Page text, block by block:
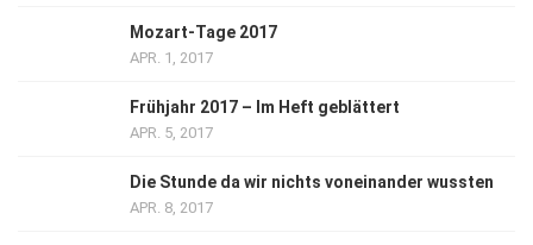
Mozart-Tage 2017
APR. 1, 2017
Frühjahr 2017 – Im Heft geblättert
APR. 5, 2017
Die Stunde da wir nichts voneinander wussten
APR. 8, 2017